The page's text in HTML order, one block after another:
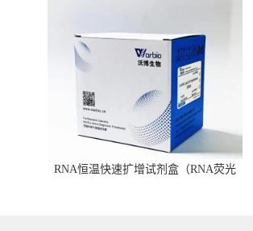
RNA恒温快速扩增试剂盒（RNA荧光